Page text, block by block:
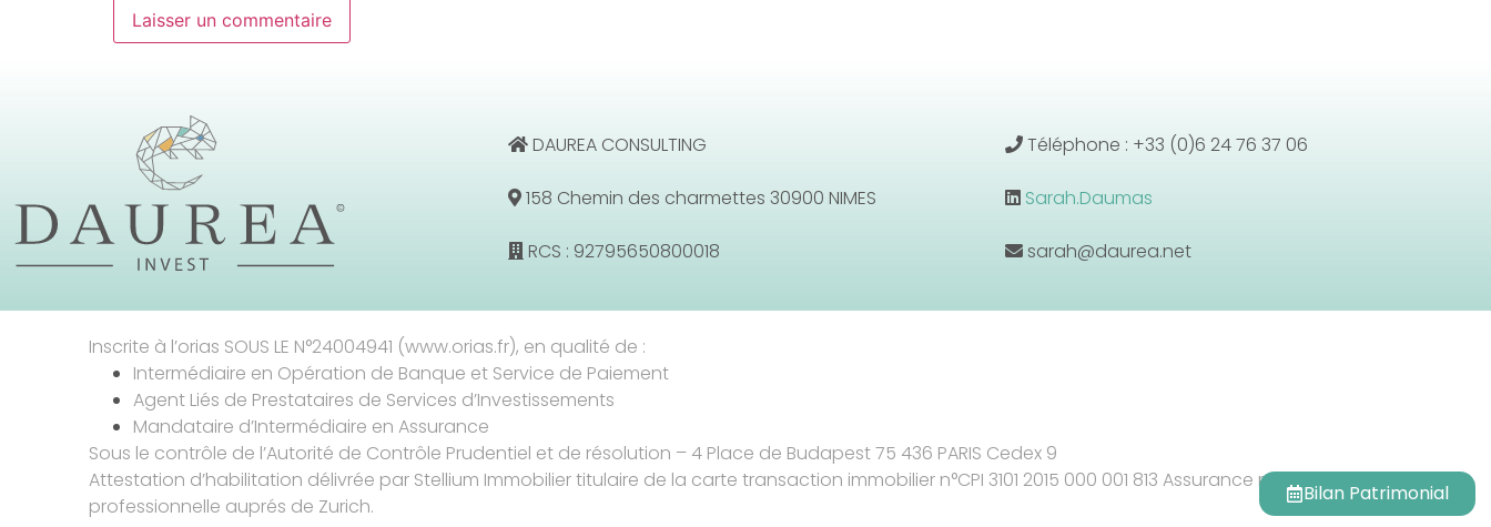
DAUREA CONSULTING
158 Chemin des charmettes 30900 NIMES
RCS : 92795650800018
Bilan Patrimonial
Téléphone : +33 (0)6 24 76 37 06
Sarah.Daumas
sarah@daurea.net
Inscrite à l’orias SOUS LE N°24004941 (www.orias.fr), en qualité de :
Intermédiaire en Opération de Banque et Service de Paiement
Agent Liés de Prestataires de Services d’Investissements
Mandataire d’Intermédiaire en Assurance
Sous le contrôle de l’Autorité de Contrôle Prudentiel et de résolution – 4 Place de Budapest 75 436 PARIS Cedex 9
Attestation d’habilitation délivrée par Stellium Immobilier titulaire de la carte transaction immobilier n°CPI 3101 2015 000 001 813 Assurance responsabilité civile
professionnelle auprés de Zurich.